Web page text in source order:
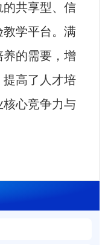
共享型、信
学平台。满
的需要，增
高了人才培
心竞争力与